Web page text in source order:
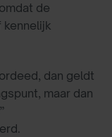
de
dan geldt
maar dan